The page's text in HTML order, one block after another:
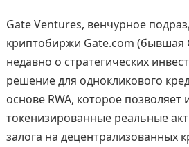
Gate Ventures, венчурное
криптобиржи Gate.com (бывшая
недавно о стратегических
решение для однокликового
основе RWA, которое позволяет
токенизированные реальные
залога на децентрализованных